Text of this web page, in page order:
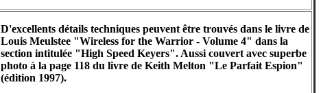
D'excellents détails techniques peuvent être trouvés dans le livre de
Louis Meulstee "Wireless for the Warrior - Volume 4" dans la
section intitulée "High Speed Keyers". Aussi couvert avec superbe
photo à la page 118 du livre de Keith Melton "Le Parfait Espion"
(édition 1997).